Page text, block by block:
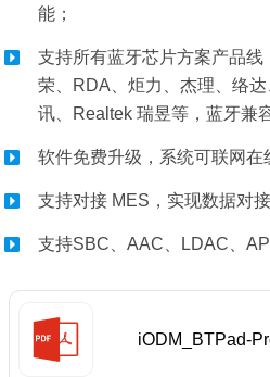
能；
支持所有蓝牙芯片方案产品
荣、RDA、炬力、杰理、络
讯、Realtek 瑞昱等，蓝牙兼
软件免费升级，系统可联网在
支持对接 MES，实现数据对
支持SBC、AAC、LDAC、
iODM_BTPad-